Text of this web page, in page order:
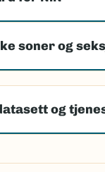
soner og
og